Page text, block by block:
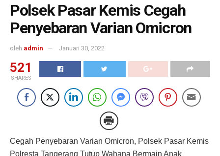
Polsek Pasar Kemis Cegah
Penyebaran Varian Omicron
oleh admin Januari 30, 2022
521
SHARES
Cegah Penyebaran Varian Omicron, Polsek Pasar Kemis
Polresta Tangerang Tutup Wahana Bermain Anak